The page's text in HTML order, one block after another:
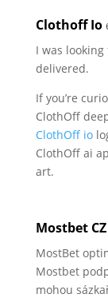
Clothoff Io
I was
delivered.
If you’re
ClothOff
ClothOff io
ClothOff ai
art.
Mostbet CZ
MostBet
Mostbet
mohou